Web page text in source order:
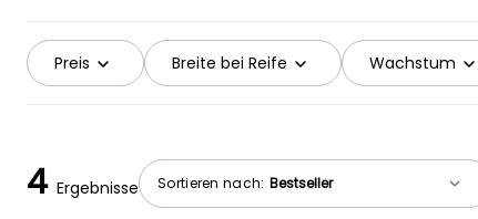
Preis Breite bei Reife Wachstum
Sortieren nach:
4 Ergebnisse